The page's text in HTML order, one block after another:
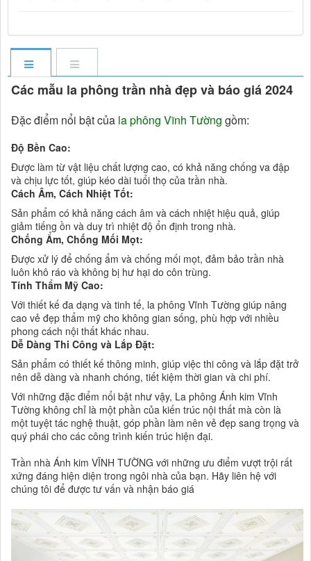
Các mẫu la phông trần nhà đẹp và báo giá 2024
Đặc điểm nổi bật của la phông Vĩnh Tường gồm:
Độ Bền Cao:
Được làm từ vật liệu chất lượng cao, có khả năng chống va đập
và chịu lực tốt, giúp kéo dài tuổi thọ của trần nhà.
Cách Âm, Cách Nhiệt Tốt:
Sản phẩm có khả năng cách âm và cách nhiệt hiệu quả, giúp
giảm tiếng ồn và duy trì nhiệt độ ổn định trong nhà.
Chống Ẩm, Chống Mối Mọt:
Được xử lý để chống ẩm và chống mối mọt, đảm bảo trần nhà
luôn khô ráo và không bị hư hại do côn trùng.
Tính Thẩm Mỹ Cao:
Với thiết kế đa dạng và tinh tế, la phông Vĩnh Tường giúp nâng
cao vẻ đẹp thẩm mỹ cho không gian sống, phù hợp với nhiều
phong cách nội thất khác nhau.
Dễ Dàng Thi Công và Lắp Đặt:
Sản phẩm có thiết kế thông minh, giúp việc thi công và lắp đặt trở
nên dễ dàng và nhanh chóng, tiết kiệm thời gian và chi phí.
Với những đặc điểm nổi bật như vậy, La phông Ánh kim Vĩnh
Tường không chỉ là một phần của kiến trúc nội thất mà còn là
một tuyệt tác nghệ thuật, góp phần làm nên vẻ đẹp sang trọng và
quý phái cho các công trình kiến trúc hiện đại.
Trần nhà Ánh kim VĨNH TƯỜNG với những ưu điểm vượt trội rất
xứng đáng hiện diện trong ngôi nhà của bạn. Hãy liên hệ với
chúng tôi để được tư vấn và nhận báo giá